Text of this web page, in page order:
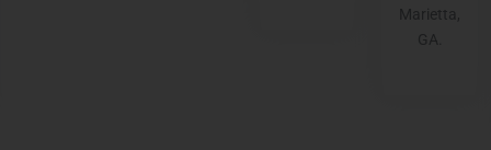
Marietta,
GA.